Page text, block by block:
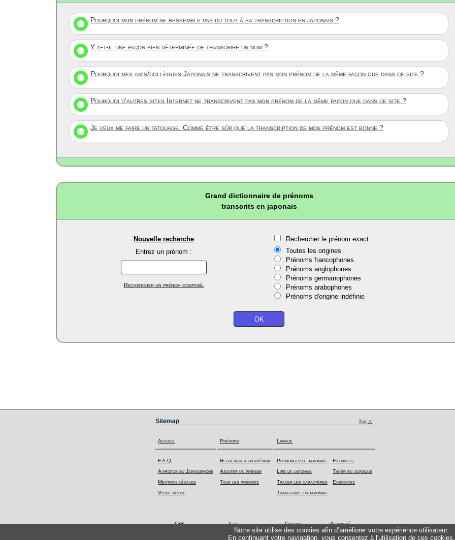
Pourquoi mon prénom ne ressemble pas du tout à sa transcription en japonais ?
Y a-t-il une façon bien déterminée de transcrire un nom ?
Pourquoi mes amis/collègues Japonais ne transcrivent pas mon prénom de la même façon que dans ce site ?
Pourquoi d'autres sites Internet ne transcrivent pas mon prénom de la même façon que dans ce site ?
Je veux me faire un tatouage. Comme être sûr que la transcription de mon prénom est bonne ?
Grand dictionnaire de prénoms
transcrits en japonais
Nouvelle recherche
Entrez un prénom :
Rechercher un prénom composé.
Rechercher le prénom exact
Toutes les origines
Prénoms francophones
Prénoms anglophones
Prénoms germanophones
Prénoms arabophones
Prénoms d'origine indéfinie
Notre site utilise des cookies afin d’améliorer votre expérience utilisateur.
En continuant votre navigation, vous consentez à l'utilisation de ces cookies.
Sitemap Top △
Accueil
F.A.Q.
A propos du Japanophone
Mentions légales
Votre profil
Prénoms
Rechercher un prénom
Ajouter un prénom
Tous les prénoms
Langue
Prononcer le japonais
Lire le japonais
Tracer les caractères
Transcrire en japonais
Exemples
Taper en japonais
Exercices
Q/R Jeux Culture Actualité